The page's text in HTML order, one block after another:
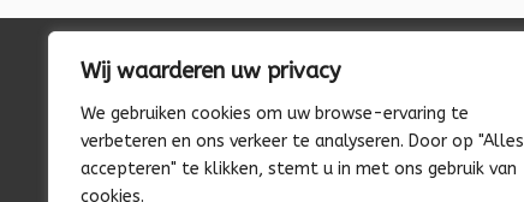
Wij waarderen uw privacy
We gebruiken cookies om uw browse-ervaring te
verbeteren en ons verkeer te analyseren. Door op "Alles
accepteren" te klikken, stemt u in met ons gebruik van
cookies.
Volg ons op Social Media
FacebookInstagram